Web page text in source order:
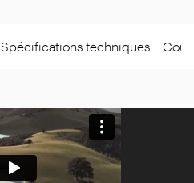
Spécifications techniques